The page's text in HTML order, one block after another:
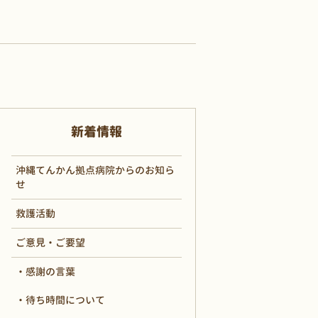
新着情報
沖縄てんかん拠点病院からのお知ら
せ
救護活動
ご意見・ご要望
感謝の言葉
待ち時間について